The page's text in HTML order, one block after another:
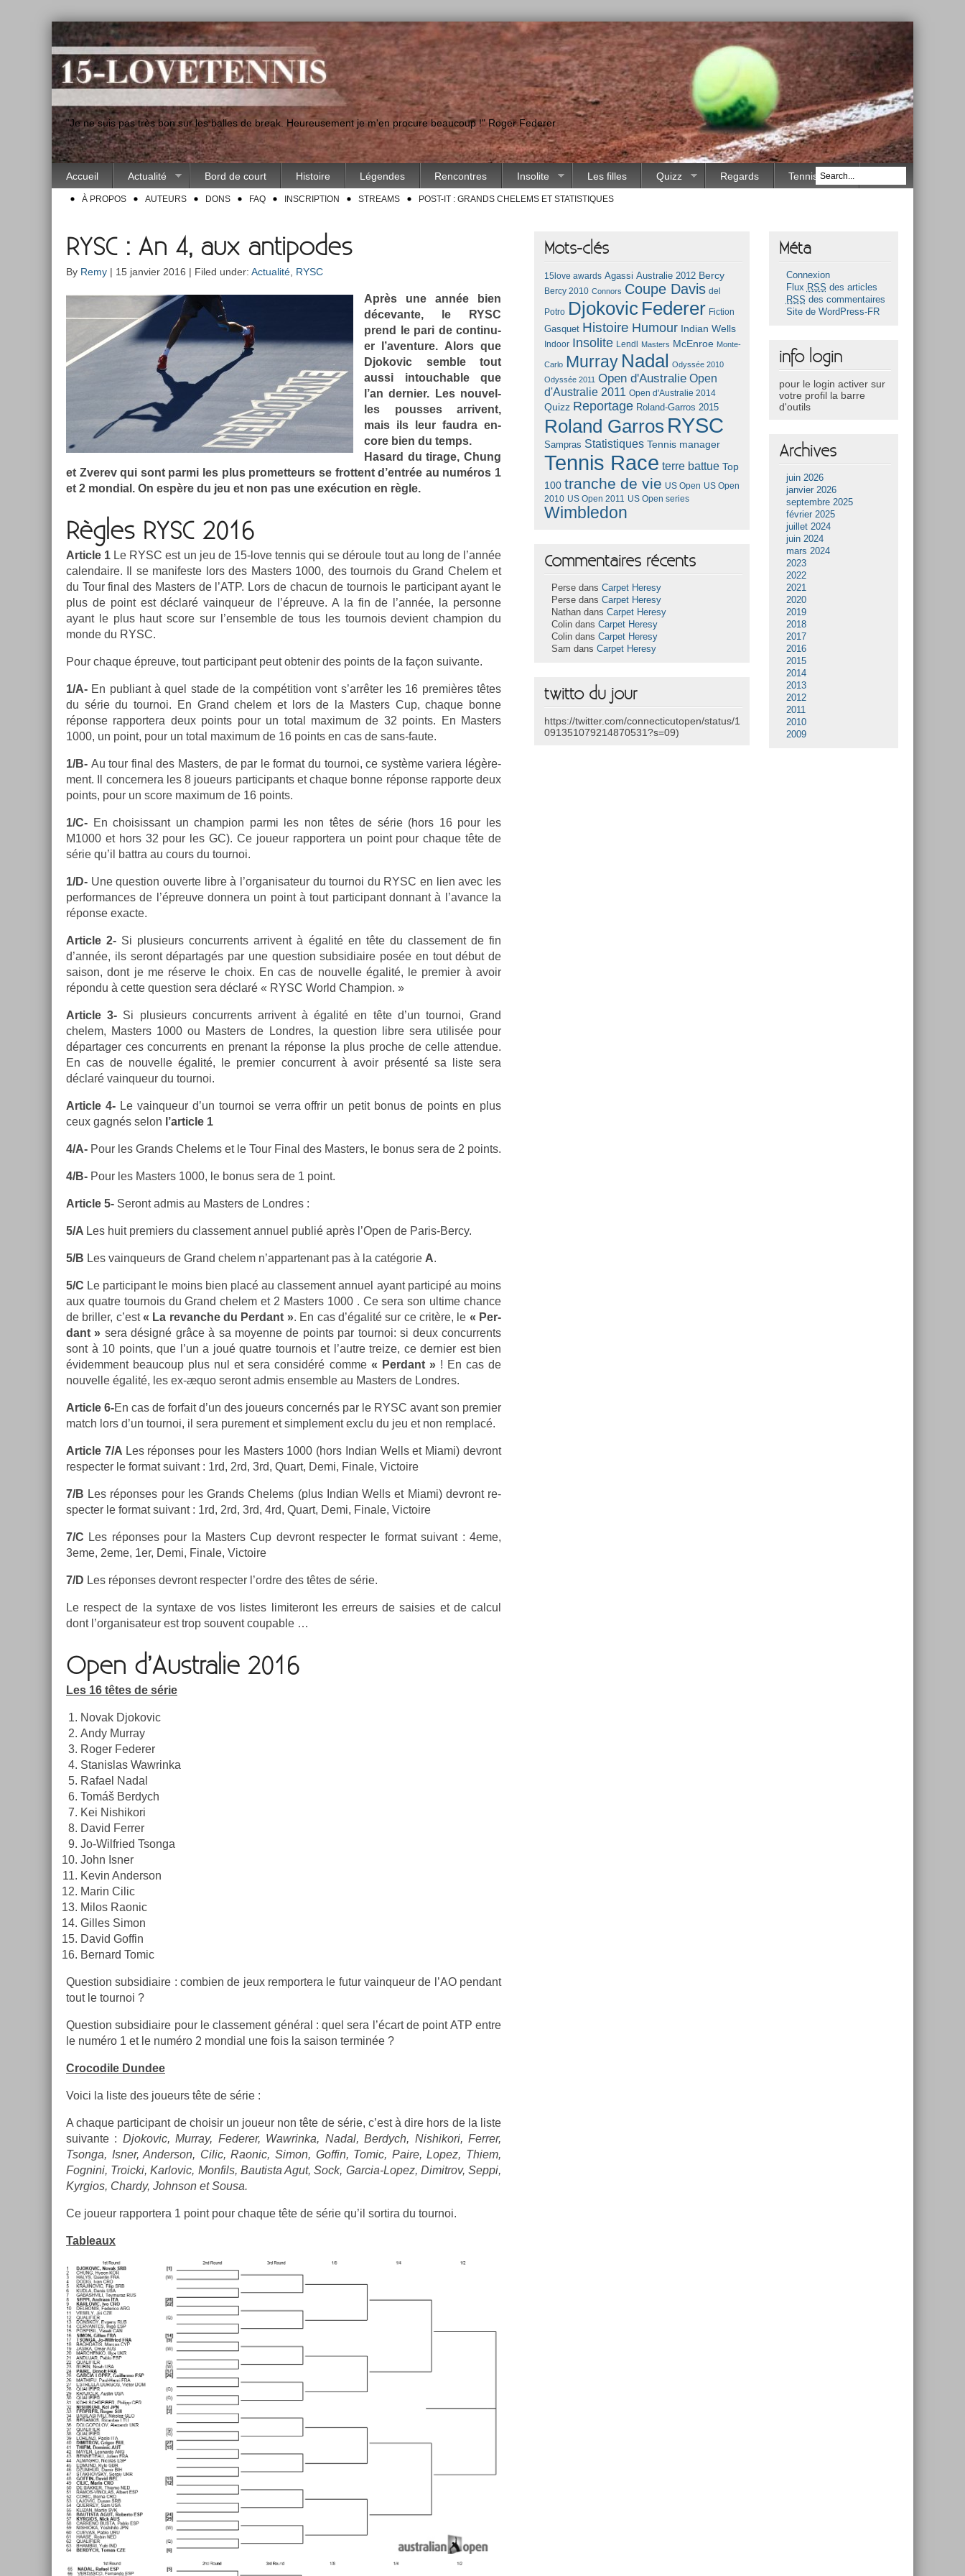
"Je ne suis pas très bon sur les balles de break. Heureusement je m'en procure beaucoup !" Roger Federer
Accueil Actualité Bord de court Histoire Légendes Rencontres Insolite Les filles Quizz Regards Tennis Race
À PROPOS AUTEURS DONS FAQ INSCRIPTION STREAMS POST-IT : GRANDS CHELEMS ET STATISTIQUES
RYSC : An 4, aux antipodes
By Remy | 15 janvier 2016 | Filed under: Actualité RYSC
Après une année bien
décevan­te, le RYSC
prend le pari de con­tinu­
er l’aven­ture. Alors que
Djokovic semble tout
aussi in­touch­able que
l’an de­rni­er. Les nouvel­
les pous­ses ar­rivent,
mais ils leur faud­ra en­
core bien du temps.
Hasard du tirage, Chung
et Zverev qui sont parmi les plus pro­met­teurs se frot­tent d’entrée au numéros 1
et 2 mon­di­al. On espère du jeu et non pas une ex­écu­tion en règle.
Règles RYSC 2016
Ar­ticle 1 Le RYSC est un jeu de 15-love ten­nis qui se déroule tout au long de l’année
calen­daire. Il se man­ifes­te lors des Mast­ers 1000, des tour­nois du Grand Chelem et
du Tour final des Mast­ers de l’ATP. Lors de chacun de tour­nois le par­ticipant ayant le
plus de point est déclaré vain­queur de l’épreuve. A la fin de l’année, la per­son­ne
ayant le plus haut score sur l’en­semble de tous les tour­nois de­vient champ­ion du
monde du RYSC.
Pour chaque épre­uve, tout par­ticipant peut ob­tenir des points de la façon suivan­te.
1/A- En pub­liant à quel stade de la com­péti­tion vont s’arrêter les 16 premières têtes
du série du tour­noi. En Grand chelem et lors de la Mast­ers Cup, chaque bonne
réponse rap­portera deux points pour un total maxi­mum de 32 points. En Mast­ers
1000, un point, pour un total maxi­mum de 16 points en cas de sans-faute.
1/B- Au tour final des Mast­ers, de par le for­mat du tour­noi, ce système variera légère­
ment. Il con­cer­nera les 8 joueurs par­ticipants et chaque bonne réponse rap­porte deux
points, pour un score maxi­mum de 16 points.
1/C- En choisis­sant un champ­ion parmi les non têtes de série (hors 16 pour les
M1000 et hors 32 pour les GC). Ce joueur rap­portera un point pour chaque tête de
série qu’il battra au cours du tour­noi.
1/D- Une ques­tion ouver­te libre à l’or­ganisateur du tour­noi du RYSC en lien avec les
per­for­mances de l’épreuve don­nera un point à tout par­ticipant don­nant à l’avan­ce la
réponse ex­ac­te.
Ar­ticle 2- Si plusieurs con­cur­rents ar­rivent à égalité en tête du clas­se­ment de fin
d’année, ils seront dépar­tagés par une ques­tion sub­sidiaire posée en tout début de
saison, dont je me réserve le choix. En cas de nouvel­le égalité, le pre­mi­er à avoir
répondu à cette ques­tion sera déclaré « RYSC World Champ­ion. »
Ar­ticle 3- Si plusieurs con­cur­rents ar­rivent à égalité en tête d’un tour­noi, Grand
chelem, Mast­ers 1000 ou Mast­ers de Londres, la ques­tion libre sera utilis­ée pour
dépar­tag­er ces con­cur­rents en pre­nant la réponse la plus pro­che de celle at­tendue.
En cas de nouvel­le égalité, le pre­mi­er con­cur­rent à avoir présenté sa liste sera
déclaré vain­queur du tour­noi.
Ar­ticle 4- Le vain­queur d’un tour­noi se verra of­frir un petit bonus de points en plus
ceux gagnés selon l’ar­ticle 1
4/A- Pour les Grands Chelems et le Tour Final des Mast­ers, le bonus sera de 2 points.
4/B- Pour les Mast­ers 1000, le bonus sera de 1 point.
Ar­ticle 5- Seront admis au Mast­ers de Londres :
5/A Les huit pre­mi­ers du clas­se­ment an­nuel publié après l’Open de Paris-Bercy.
5/B Les vain­queurs de Grand chelem n’ap­partenant pas à la catégorie A.
5/C Le par­ticipant le moins bien placé au clas­se­ment an­nuel ayant par­ticipé au moins
aux quat­re tour­nois du Grand chelem et 2 Mast­ers 1000 . Ce sera son ul­time chan­ce
de brill­er, c’est« La re­vanche du Per­dant ». En cas d’égalité sur ce critère, le « Per­
dant » sera désigné grâce à sa moyen­ne de points par tour­noi: si deux con­cur­rents
sont à 10 points, que l’un a joué quat­re tour­nois et l’autre tre­ize, ce de­rni­er est bien
évidem­ment be­aucoup plus nul et sera con­sidéré comme « Per­dant »! En cas de
nouvel­le égalité, les ex-æquo seront admis en­semble au Mast­ers de Londres.
Ar­ticle 6-En cas de for­fait d’un des joueurs con­cernés par le RYSC avant son pre­mi­er
match lors d’un tour­noi, il sera pure­ment et simple­ment exclu du jeu et non re­mplacé.
Ar­ticle 7/A Les répon­ses pour les Mast­ers 1000 (hors In­dian Wells et Miami) de­vront
re­spect­er le for­mat suivant : 1rd, 2rd, 3rd, Quart, Demi, Fin­ale, Vic­toire
7/B Les répon­ses pour les Grands Chelems (plus In­dian Wells et Miami) de­vront re­
spect­er le for­mat suivant : 1rd, 2rd, 3rd, 4rd, Quart, Demi, Fin­ale, Vic­toire
7/C Les répon­ses pour la Mast­ers Cup de­vront re­spect­er le for­mat suivant : 4eme,
3eme, 2eme, 1er, Demi, Fin­ale, Vic­toire
7/D Les répon­ses de­vront re­spect­er l’ordre des têtes de série.
Le re­spect de la syn­taxe de vos li­stes li­miteront les er­reurs de sais­ies et de cal­cul
dont l’or­ganisateur est trop souvent co­up­able …
Open d’Australie 2016
Les 16 têtes de série
Novak Djokovic
Andy Mur­ray
Roger Feder­er
Stanis­las Waw­rinka
Rafael Nadal
Tomáš Be­rdych
Kei Nis­hikori
David Ferr­er
Jo-Wilfried Tson­ga
John Isner
Kevin An­der­son
Marin Cilic
Milos Raonic
Gil­les Simon
David Gof­fin
Be­rnard Tomic
Ques­tion sub­sidiaire : com­bi­en de jeux re­mpor­tera le futur vain­queur de l’AO pen­dant
tout le tour­noi ?
Ques­tion sub­sidiaire pour le clas­se­ment général : quel sera l’écart de point ATP entre
le numéro 1 et le numéro 2 mon­di­al une fois la saison ter­minée ?
Crocodile Dun­dee
Voici la liste des joueurs tête de série :
A chaque par­ticipant de choisir un joueur non tête de série, c’est à dire hors de la liste
suivan­te : Djokovic, Mur­ray, Feder­er, Waw­rinka, Nadal, Be­rdych, Nis­hikori, Ferr­er,
Tson­ga, Isner, An­der­son, Cilic, Raonic, Simon, Gof­fin, Tomic, Paire, Lopez, Thiem,
Fog­nini, Troic­ki, Kar­lovic, Mon­fils, Bautis­ta Agut, Sock, Garcia-Lopez, Di­mit­rov, Seppi,
Kyr­gios, Char­dy, Johnson et Sousa.
Ce joueur rap­portera 1 point pour chaque tête de série qu’il sor­tira du tour­noi.
Tab­leaux
Mots-clés
15love awards Agassi Australie 2012 Bercy
Bercy 2010 Connors Coupe Davis del
Potro Djokovic Federer Fiction
Gasquet Histoire Humour Indian Wells
Indoor Insolite Lendl Masters McEnroe Monte-
Carlo Murray Nadal
Odyssée 2010
Odyssée 2011 Open d'Australie Open
d'Australie 2011 Open d'Australie 2014
Quizz Reportage Roland-Garros 2015
Roland Garros RYSC
Sampras Statistiques Tennis manager
Tennis Race terre battue Top
100 tranche de vie US Open US Open
2010 US Open 2011 US Open series
Wimbledon
Commentaires récents
Perse dansCarpet Heresy
Perse dansCarpet Heresy
Nathan dansCarpet Heresy
Colin dansCarpet Heresy
Colin dansCarpet Heresy
Sam dansCarpet Heresy
twitto du jour
https://twitter.com/connecticutopen/status/1
091351079214870531?s=09)
Méta
Connexion
Flux RSS des articles
RSS des commentaires
Site de WordPress-FR
info login
pour le login activer sur
votre profil la barre
d'outils
Archives
juin 2026
janvier 2026
septembre 2025
février 2025
juillet 2024
juin 2024
mars 2024
2023
2022
2021
2020
2019
2018
2017
2016
2015
2014
2013
2012
2011
2010
2009